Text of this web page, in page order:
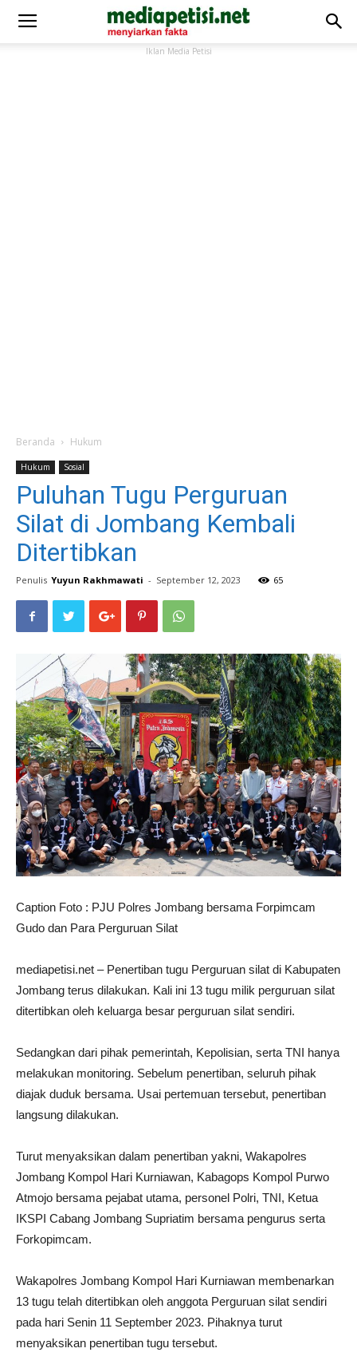
Iklan Media Petisi
Beranda Hukum
Hukum Sosial
Puluhan Tugu Perguruan
Silat di Jombang Kembali
Ditertibkan
Penulis Yuyun Rakhmawati - September 12, 2023 65
Caption Foto : PJU Polres Jombang bersama Forpimcam
Gudo dan Para Perguruan Silat
mediapetisi.net – Penertiban tugu Perguruan silat di Kabupaten
Jombang terus dilakukan. Kali ini 13 tugu milik perguruan silat
ditertibkan oleh keluarga besar perguruan silat sendiri.
Sedangkan dari pihak pemerintah, Kepolisian, serta TNI hanya
melakukan monitoring. Sebelum penertiban, seluruh pihak
diajak duduk bersama. Usai pertemuan tersebut, penertiban
langsung dilakukan.
Turut menyaksikan dalam penertiban yakni, Wakapolres
Jombang Kompol Hari Kurniawan, Kabagops Kompol Purwo
Atmojo bersama pejabat utama, personel Polri, TNI, Ketua
IKSPI Cabang Jombang Supriatim bersama pengurus serta
Forkopimcam.
Wakapolres Jombang Kompol Hari Kurniawan membenarkan
13 tugu telah ditertibkan oleh anggota Perguruan silat sendiri
pada hari Senin 11 September 2023. Pihaknya turut
menyaksikan penertiban tugu tersebut.